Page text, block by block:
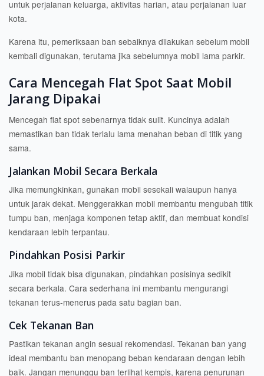
untuk perjalanan keluarga, aktivitas harian, atau perjalanan luar
kota.
Karena itu, pemeriksaan ban sebaiknya dilakukan sebelum mobil
kembali digunakan, terutama jika sebelumnya mobil lama parkir.
Cara Mencegah Flat Spot Saat Mobil
Jarang Dipakai
Mencegah flat spot sebenarnya tidak sulit. Kuncinya adalah
memastikan ban tidak terlalu lama menahan beban di titik yang
sama.
Jalankan Mobil Secara Berkala
Jika memungkinkan, gunakan mobil sesekali walaupun hanya
untuk jarak dekat. Menggerakkan mobil membantu mengubah titik
tumpu ban, menjaga komponen tetap aktif, dan membuat kondisi
kendaraan lebih terpantau.
Pindahkan Posisi Parkir
Jika mobil tidak bisa digunakan, pindahkan posisinya sedikit
secara berkala. Cara sederhana ini membantu mengurangi
tekanan terus-menerus pada satu bagian ban.
Cek Tekanan Ban
Pastikan tekanan angin sesuai rekomendasi. Tekanan ban yang
ideal membantu ban menopang beban kendaraan dengan lebih
baik. Jangan menunggu ban terlihat kempis, karena penurunan